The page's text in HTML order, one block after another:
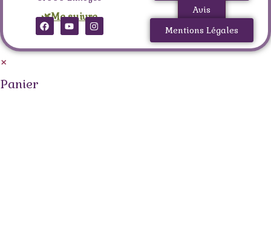
🌿Me suivre
Avis
Mentions Légales
×
Panier